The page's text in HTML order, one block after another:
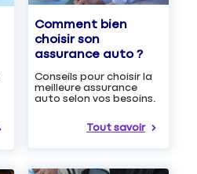
Comment bien
choisir son
assurance auto ?
Conseils pour choisir la
meilleure assurance
auto selon vos besoins.
Tout savoir